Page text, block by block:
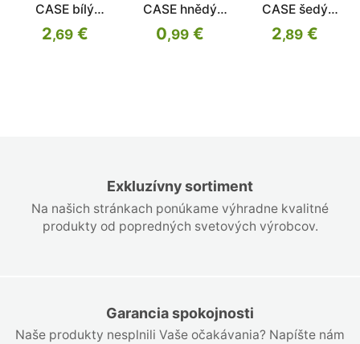
Exkluzívny sortiment
Na našich stránkach ponúkame výhradne kvalitné
produkty od popredných svetových výrobcov.
Garancia spokojnosti
Naše produkty nesplnili Vaše očakávania? Napíšte nám
CASE bílý
58,7cm
2,69€
CASE hnědý
58,7cm
0,99€
CASE šedý
kámen 58,7cm
2,89 €